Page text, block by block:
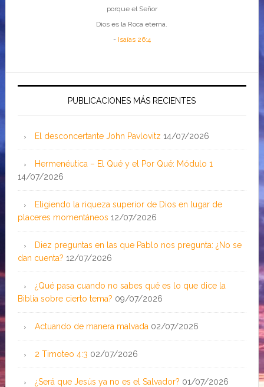
porque el Señor
Dios es la Roca eterna.
- Isaías 26:4
PUBLICACIONES MÁS RECIENTES
El desconcertante John Pavlovitz 14/07/2026
Hermenéutica – El Qué y el Por Qué: Módulo 1
14/07/2026
Eligiendo la riqueza superior de Dios en lugar de
placeres momentáneos 12/07/2026
Diez preguntas en las que Pablo nos pregunta: ¿No se
dan cuenta? 12/07/2026
¿Qué pasa cuando no sabes qué es lo que dice la
Biblia sobre cierto tema? 09/07/2026
Actuando de manera malvada 02/07/2026
2 Timoteo 4:3 02/07/2026
¿Será que Jesús ya no es el Salvador? 01/07/2026